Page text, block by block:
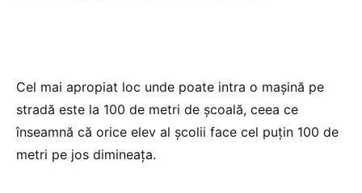
Cel mai apropiat loc unde poate intra o mașină pe
stradă este la 100 de metri de școală, ceea ce
înseamnă că orice elev al școlii face cel puțin 100 de
metri pe jos dimineața.